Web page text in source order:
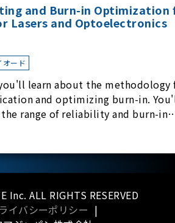
and Burn-in Optimization
Lasers and Optoelectronics
オード
learn about the methodology
and optimizing burn-in.
range of reliability and burn-in
service options.
Inc. ALL RIGHTS RESERVED
イバシーポリシー |